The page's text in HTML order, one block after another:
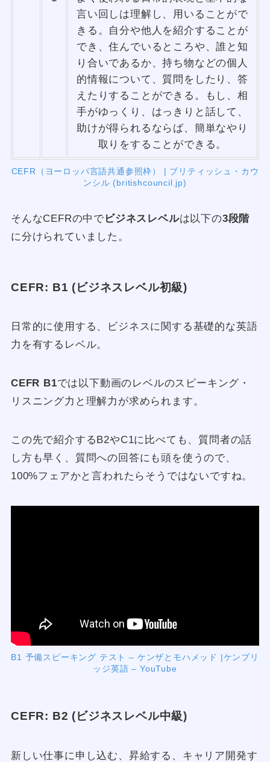
言い回しは理解し、用いることがで
きる。自分や他人を紹介することが
でき、住んでいるところや、誰と知
り合いであるか、持ち物などの個人
的情報について、質問をしたり、答
えたりすることができる。もし、相
手がゆっくり、はっきりと話して、
助けが得られるならば、簡単なやり
取りをすることができる。
CEFR（ヨーロッパ言語共通参照枠） | ブリティッシュ・カウ
ンシル (britishcouncil.jp)
そんなCEFRの中で ビジネスレベルは以下の3段階
に分けられていました。
CEFR: B1 (ビジネスレベル初級)
日常的に使用する、ビジネスに関する基礎的な英語
力を有するレベル。
CEFR B1では以下動画のレベルのスピーキング・
リスニング力と理解力が求められます。
この先で紹介するB2やC1に比べても、質問者の話
し方も早く、質問への回答にも頭を使うので、
100%フェアかと言われたらそうではないですね。
B1 予備スピーキング テスト – ケンザとモハメッド |ケンブリ
ッジ英語 – YouTube
CEFR: B2 (ビジネスレベル中級)
新しい仕事に申し込む、昇給する、キャリア開発す